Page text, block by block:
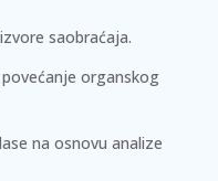
saobraćaja.
organskog
na osnovu analize